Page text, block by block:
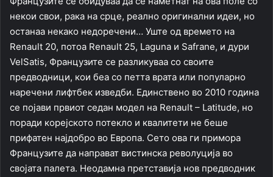
некои свои, рака на срце, реално оригинални идеи, но
останаа некако недоречени… Уште од времето на
Renault 20, потоа Renault 25, Laguna и Safrane, и дури
VelSatis, Французите се разликуваа со своите
предводници, кои беа со петта врата или популарно
наречени лифтбек изведби. Единствено во 2010 година
се појави првиот седан модел на Renault – Latitude, но
поради корејското потекло и квалитети не беше
прифатен најдобро во Европа. Сето ова ги примора
Французите да направат вистинска револуција во
својата палета. Неодамна претставија нов предводник